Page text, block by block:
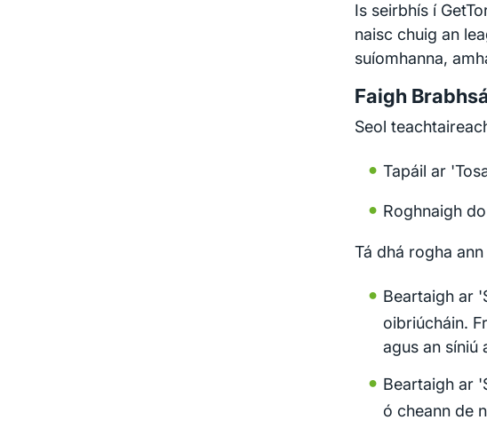
Is seirbhís í
naisc chuig an
suíomhanna,
Faigh
Seol
Tapáil ar
Roghnaigh
Tá dhá rogha
Beartaigh ar
oibriúcháin.
agus an síniú
Beartaigh ar
ó cheann de